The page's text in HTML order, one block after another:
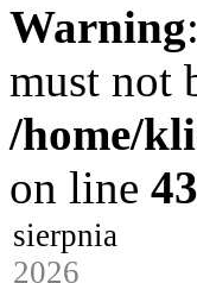
Warning
must not
/home/
on line 43
sierpnia
2026